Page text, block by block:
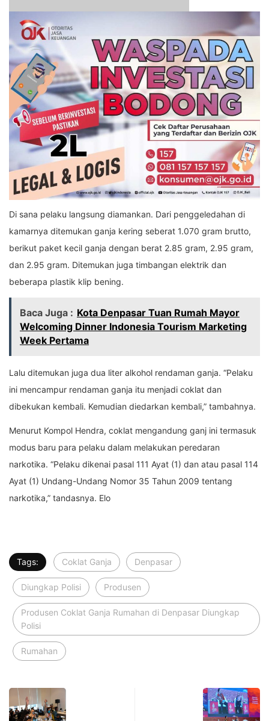
Di sana pelaku langsung diamankan. Dari penggeledahan di
kamarnya ditemukan ganja kering seberat 1.070 gram brutto,
berikut paket kecil ganja dengan berat 2.85 gram, 2.95 gram,
dan 2.95 gram. Ditemukan juga timbangan elektrik dan
beberapa plastik klip bening.
Baca Juga : Kota Denpasar Tuan Rumah Mayor
Welcoming Dinner Indonesia Tourism Marketing
Week Pertama
Lalu ditemukan juga dua liter alkohol rendaman ganja. “Pelaku
ini mencampur rendaman ganja itu menjadi coklat dan
dibekukan kembali. Kemudian diedarkan kembali,” tambahnya.
Menurut Kompol Hendra, coklat mengandung ganj ini termasuk
modus baru para pelaku dalam melakukan peredaran
narkotika. “Pelaku dikenai pasal 111 Ayat (1) dan atau pasal 114
Ayat (1) Undang-Undang Nomor 35 Tahun 2009 tentang
narkotika,” tandasnya. Elo
Tags: Coklat Ganja Denpasar
Diungkap Polisi Produsen
Produsen Coklat Ganja Rumahan di Denpasar Diungkap
Polisi
Rumahan